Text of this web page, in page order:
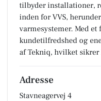
tilbyder installationer,
inden for VVS,
varmesystemer. Med
kundetilfredshed og
af Tekniq, hvilket
Adresse
Stavneagervej 4